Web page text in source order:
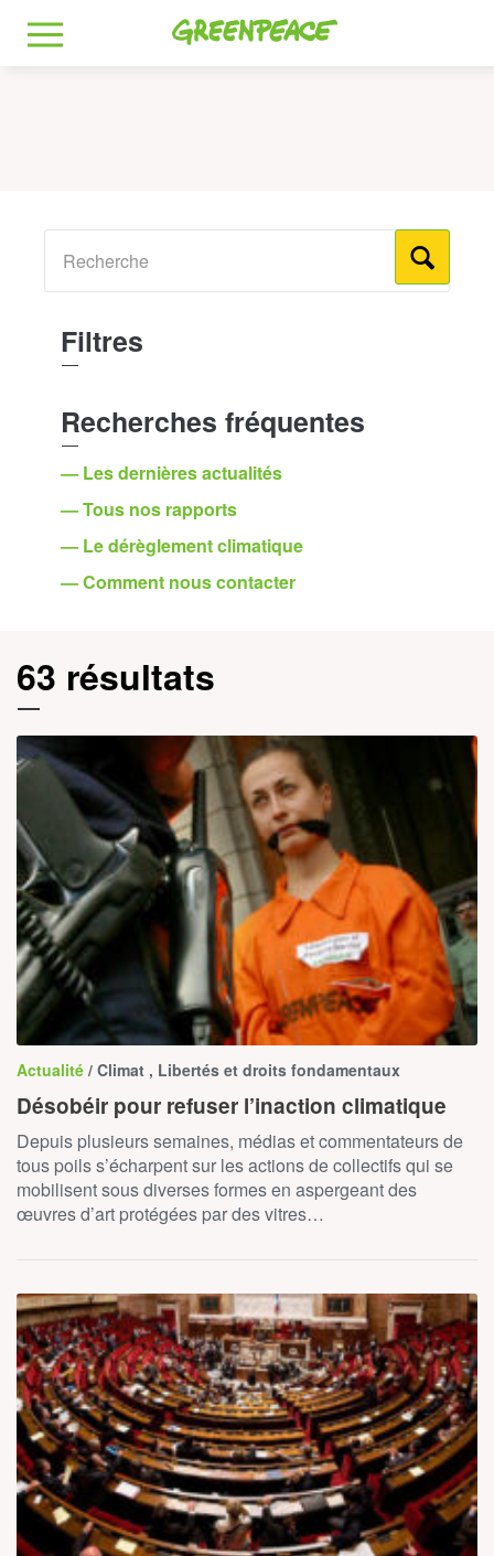
Greenpeace
MENU
Filtres
Recherches fréquentes
— Les dernières actualités
— Tous nos rapports
— Le dérèglement climatique
— Comment nous contacter
63 résultats
Actualité / Climat , Libertés et droits fondamentaux
Désobéir pour refuser l’inaction climatique
Depuis plusieurs semaines, médias et commentateurs de
tous poils s’écharpent sur les actions de collectifs qui se
mobilisent sous diverses formes en aspergeant des
œuvres d’art protégées par des vitres…